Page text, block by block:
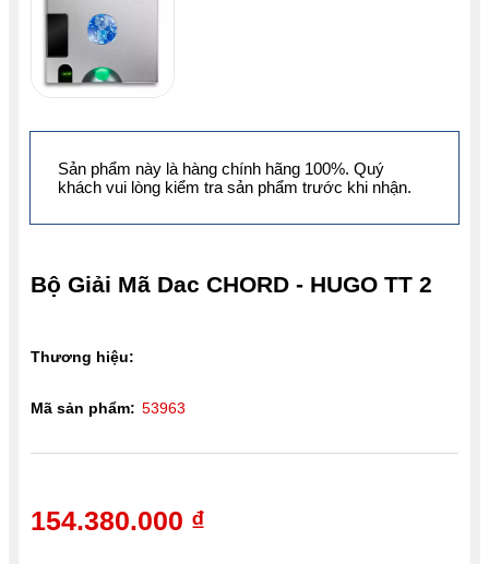
Bộ Giải Mã Dac CHORD - HUGO TT 2
154.380.000 ₫
Thương hiệu:
Mã sản phẩm: 53963
Sản phẩm này là hàng chính hãng 100%. Quý
khách vui lòng kiểm tra sản phẩm trước khi nhận.